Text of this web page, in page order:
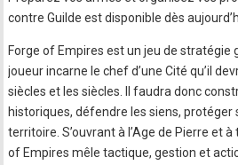
contre Guilde est disponible dès
Forge of Empires est un jeu de stratégie
joueur incarne le chef d’une Cité qu’il
siècles et les siècles. Il faudra donc
historiques, défendre les siens, protéger
territoire. S’ouvrant à l’Age de Pierre et
of Empires mêle tactique, gestion et